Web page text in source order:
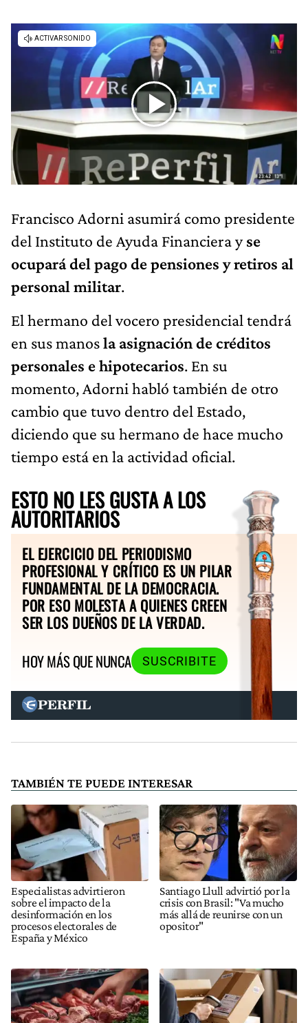
Francisco Adorni asumirá como presidente
del Instituto de Ayuda Financiera yse
ocupará del pago de pensiones y retiros al
personal militar.
El hermano del vocero presidencial tendrá
en sus manosla asignación de créditos
personales e hipotecarios. En su
momento, Adorni habló también de otro
cambio que tuvo dentro del Estado,
diciendo que su hermano de hace mucho
tiempo está en la actividad oficial.
ESTO NO LES GUSTA A LOS
AUTORITARIOS
EL EJERCICIO DEL PERIODISMO
PROFESIONAL Y CRÍTICO ES UN PILAR
FUNDAMENTAL DE LA DEMOCRACIA.
POR ESO MOLESTA A QUIENES CREEN
SER LOS DUEÑOS DE LA VERDAD.
HOY MÁS QUE NUNCA
SUSCRIBITE
TAMBIÉN TE PUEDE INTERESAR
Especialistas advirtieron
sobre el impacto de la
desinformación en los
procesos electorales de
España y México
Santiago Llull advirtió por la
crisis con Brasil: "Va mucho
más allá de reunirse con un
opositor"